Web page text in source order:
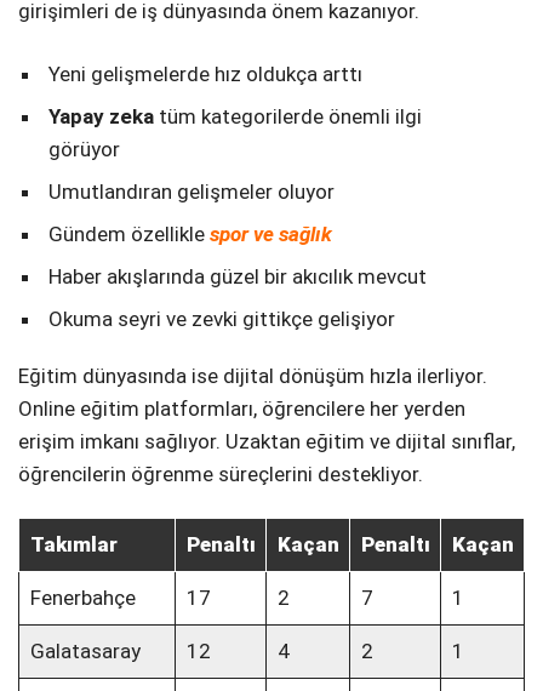
girişimleri de iş dünyasında önem kazanıyor.
Yeni gelişmelerde hız oldukça arttı
Yapay zeka tüm kategorilerde önemli ilgi
görüyor
Umutlandıran gelişmeler oluyor
Gündem özellikle spor ve sağlık
Haber akışlarında güzel bir akıcılık mevcut
Okuma seyri ve zevki gittikçe gelişiyor
Eğitim dünyasında ise dijital dönüşüm hızla ilerliyor.
Online eğitim platformları, öğrencilere her yerden
erişim imkanı sağlıyor. Uzaktan eğitim ve dijital sınıflar,
öğrencilerin öğrenme süreçlerini destekliyor.
Takımlar Penaltı Kaçan Penaltı Kaçan
Fenerbahçe 17 2 7 1
Galatasaray 12 4 2 1